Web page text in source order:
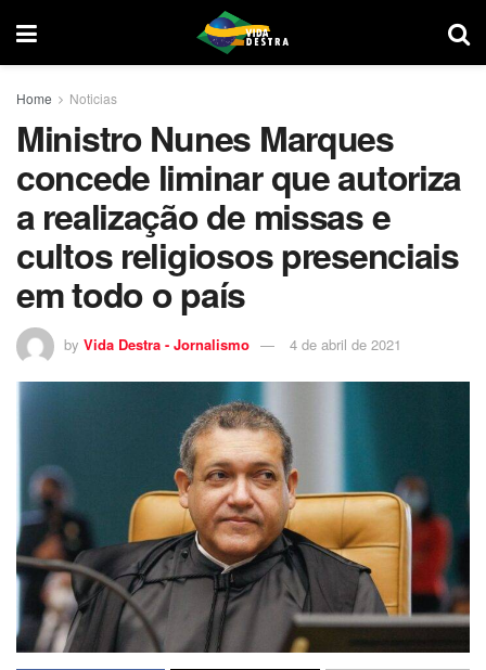
Home Noticias
Ministro Nunes Marques
concede liminar que autoriza
a realização de missas e
cultos religiosos presenciais
em todo o país
by Vida Destra - Jornalismo 4 de abril de 2021